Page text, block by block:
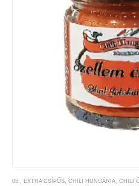
05., EXTRA CSÍPŐS, CHILI HUNGÁRIA, CHILI